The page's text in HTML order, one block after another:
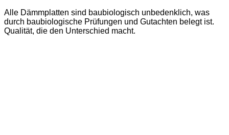
Alle Dämmplatten sind baubiologisch unbedenklich, was
durch baubiologische Prüfungen und Gutachten belegt ist.
Qualität, die den Unterschied macht.